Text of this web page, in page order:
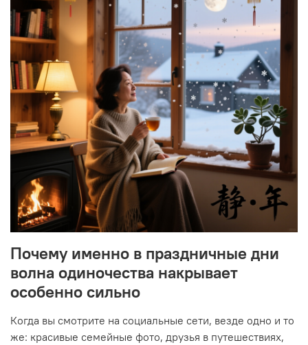
Почему именно в праздничные дни
волна одиночества накрывает
особенно сильно
Когда вы смотрите на социальные сети, везде одно и то
же: красивые семейные фото, друзья в путешествиях,